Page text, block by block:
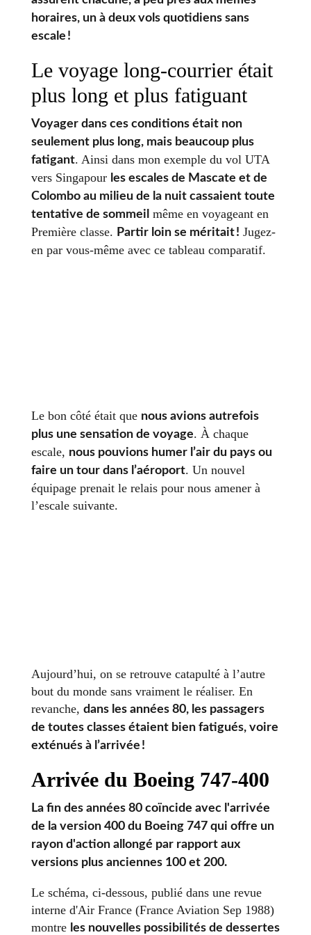
horaires, un à deux vols quotidiens sans
escale !
Le voyage long-courrier était
plus long et plus fatiguant
Voyager dans ces conditions était non
seulement plus long, mais beaucoup plus
fatigant. Ainsi dans mon exemple du vol UTA
vers Singapour les escales de Mascate et de
Colombo au milieu de la nuit cassaient toute
tentative de sommeil même en voyageant en
Première classe. Partir loin se méritait ! Jugez-
en par vous-même avec ce tableau comparatif.
Le bon côté était que nous avions autrefois
plus une sensation de voyage. À chaque
escale, nous pouvions humer l’air du pays ou
faire un tour dans l’aéroport. Un nouvel
équipage prenait le relais pour nous amener à
l’escale suivante.
Aujourd’hui, on se retrouve catapulté à l’autre
bout du monde sans vraiment le réaliser. En
revanche, dans les années 80, les passagers
de toutes classes étaient bien fatigués, voire
exténués à l’arrivée !
Arrivée du Boeing 747-400
La fin des années 80 coïncide avec l'arrivée
de la version 400 du Boeing 747 qui offre un
rayon d'action allongé par rapport aux
versions plus anciennes 100 et 200.
Le schéma, ci-dessous, publié dans une revue
interne d'Air France (France Aviation Sep 1988)
montre les nouvelles possibilités de dessertes